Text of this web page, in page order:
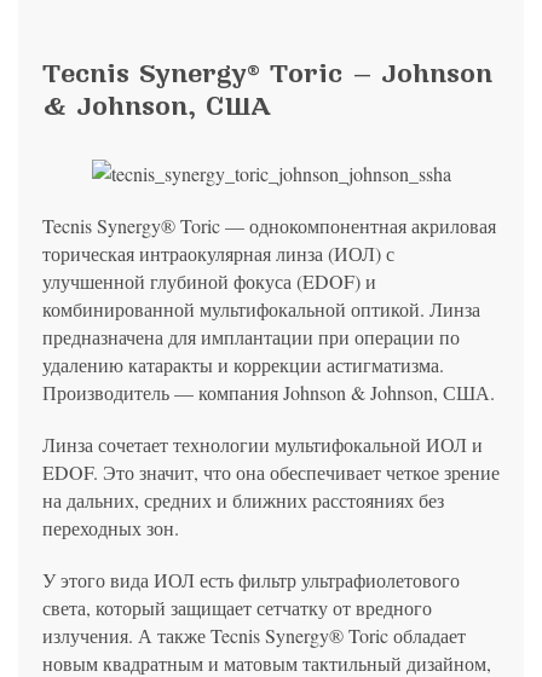
Tecnis Synergy® Toric — Johnson
& Johnson, США
Tecnis Synergy® Toric — однокомпонентная акриловая
торическая интраокулярная линза (ИОЛ) с
улучшенной глубиной фокуса (EDOF) и
комбинированной мультифокальной оптикой. Линза
предназначена для имплантации при операции по
удалению катаракты и коррекции астигматизма.
Производитель — компания Johnson & Johnson, США.
Линза сочетает технологии мультифокальной ИОЛ и
EDOF. Это значит, что она обеспечивает четкое зрение
на дальних, средних и ближних расстояниях без
переходных зон.
У этого вида ИОЛ есть фильтр ультрафиолетового
света, который защищает сетчатку от вредного
излучения. А также Tecnis Synergy® Toric обладает
новым квадратным и матовым тактильный дизайном,
Yell ПроДокторов
политикой конфиденциальности
Консультация и прием у профессора
Беликовой Е.И.
+7 991 098-78-29
Елена, персональный менеджер
Записаться
Отправить
политикой конфиденциальности
на обработкуперсональных данных
Я соглашаюсь на получение рассылки в соответствии с ФЗ от
13.03.2006 №38-ФЗ на условиях и для целей, определенных